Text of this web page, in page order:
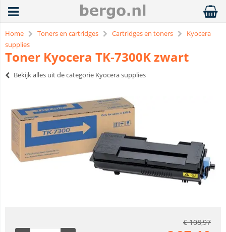
Home Toners en cartridges Cartridges en toners
Kyocera
supplies
Toner Kyocera TK-7300K zwart
Bekijk alles uit de categorie Kyocera supplies
€108,97